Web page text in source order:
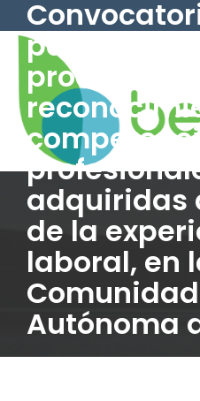
Pasar
al
contenido
principal
para el año
adquiridas
de la
laboral, en
Comunidad
Autónoma